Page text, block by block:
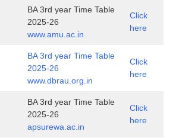
BA 3rd year Time Table
2025-26
www.amu.ac.in
Click
here
BA 3rd year Time Table
2025-26
www.dbrau.org.in
Click
here
BA 3rd year Time Table
2025-26
apsurewa.ac.in
Click
here